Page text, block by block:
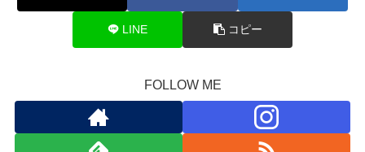
LINE コピー
FOLLOW ME